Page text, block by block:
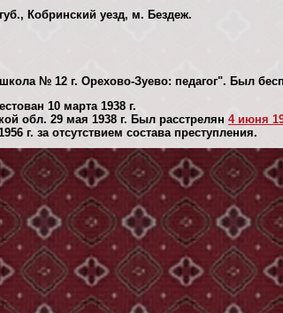
Кобринский уезд, м. Бездеж.
№ 12 г. Орехово-Зуево: педагог". Был
10 марта 1938 г.
обл. 29 мая 1938 г. Был расстрелян 4 июня
г. за отсутствием состава преступления.